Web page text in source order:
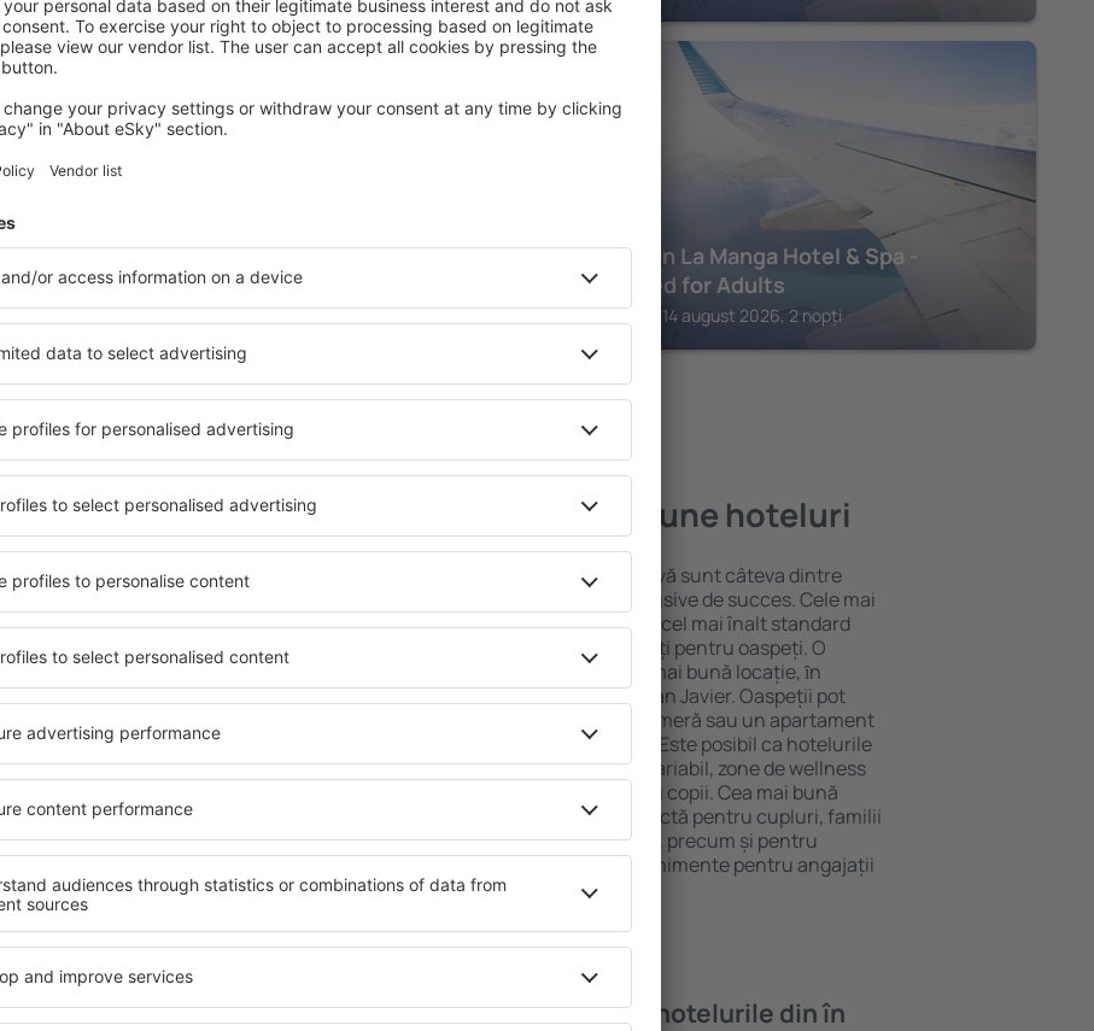
Hotel 525
Los Alcazares, 14 august 2026, 2 nopți
Poseidon La Manga Hotel & Spa -
Designed for Adults
San Javier, 14 august 2026, 2 nopți
în San Javier, astfel încât
nevoilor sale. Preferați
sau preferați hoteluri
nostru puteți rezerva
buget! Selectați
verificați metodele de plată
Javier sunt situate atât
cât și puțin mai departe
pentru o vacanță lungă
când doriţi să vizitaţi şi
care vi se potriveşte și
vacanţă sau călătorie de
San Javier – cele mai bune hoteluri
O varietate de servicii și o locație atractivă sunt câteva dintre
elementele cheie ale unui hotel All-Inclusive de succes. Cele mai
bune hoteluri din San Javier garantează cel mai înalt standard
pentru servicii și o gamă largă de facilități pentru oaspeți. O
cazare cu standarde ridicate oferă cea mai bună locație, ȋn
apropiere de principalele distracţii din San Javier. Oaspeții pot
folosi parcarea gratuită și pot alege o cameră sau un apartament
care să corespundă perfect nevoilor lor. Este posibil ca hotelurile
cu standarde ȋnalte să ofere un meniu variabil, zone de wellness
precum spa și fitness, și activități pentru copii. Cea mai bună
cazare în San Javier este o alegere perfectă pentru cupluri, familii
și persoane aflate în călătorie de afaceri, precum și pentru
companii care doresc să organizeze evenimente pentru angajații
lor.
Javier?
Ce fel de facilităţi voi găsi ȋn hotelurile din în